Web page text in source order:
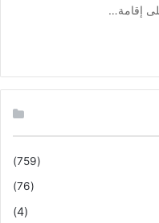
إقامة…
(759)
(76)
(4)